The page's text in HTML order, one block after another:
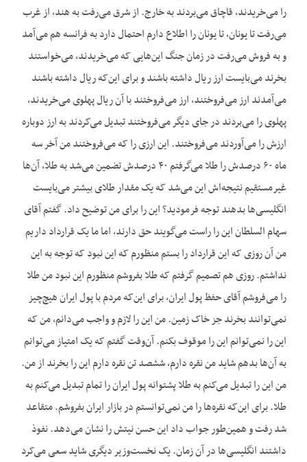
را می‌خریدند، قاچاق می‌بردند به خارج. از شرق می‌رفت به هند، از غرب
می‌رفت تا یونان، تا یونان را اطلاع دارم احتمال دارد به فرانسه هم می‌آمد
و به فروش می‌رفت در زمان جنگ‌ این‌هایی که می‌خریدند، می‌خواستند
بخرند می‌بایست ارز ریال داشته باشند و برای این‌که ریال داشته باشند
می‌آمدند ارز می‌فروختند، ارز می‌فروختند با آن ریال پهلوی می‌خریدند،
پهلوی را می‌بردند در جای دیگر می‌فروختند تبدیل می‌کردند به ارز دوباره
ارزش را می‌آوردند می‌فروختند. این ارزی را که می‌فروختند من آخر سه
ماه ۶۰ درصدش را طلا می‌گرفتم ۴۰ درصدش تضمین می‌شد به طلا، آن‌ها
غیرمستقیم نتیجه‌اش این می‌شد که یک مقدار طلای بیشتر می‌بایست
انگلیسی‌ها بدهند توجه فرمودید؟ این را برای من توضیح داد. گفتم آقای
سهام السلطان این را راست می‌گویند حق دارند، اما ما یک قرارداد داریم
من آن روزی که این قرارداد را بستم منظورم که این نبود که توجه به این
نداشتم. روزی هم تصمیم گرفتم که طلا بفروشم منظورم این نبود من طلا
را می‌فروشم آقای حفظ پول ایران، برای این‌که مردم با پول ایران هیچ‌چیز
نمی‌توانند بخرند جز خاک زمین. من این را لازم و واجب می‌دانم، من که
این را نمی‌توانم این را موقوف بکنم. آن‌وقت گفتم که یک امتیاز می‌توانم
به آن‌ها بدهم شاید من نقره دارم، ششصد تن نقره دارم این را بخرند از من.
من این را تبدیل می‌کنم به طلا پشتوانه پول ایران را تمام تبدیل می‌کنم به
طلا. برای این‌که نقره‌ها را من نمی‌توانستم در بازار ایران بفروشم. متقاعد
شد رفت و همین‌طور جواب داد این حسن نیتش را نشان می‌دهد. نفوذ
داشتند انگلیسی‌ها در آن زمان. یک نخست‌وزیر دیگری شاید سعی می‌کرد